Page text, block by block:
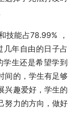
技能占78.99% ，
几年自由的日子占
学生还是希望学到
间的，学生有足够
兴趣爱好，学生的
努力的方向，做好